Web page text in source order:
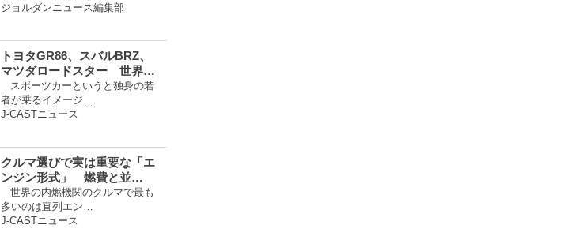
ジョルダンニュース編集部
トヨタGR86、スバルBRZ、
マツダロードスター 世界…
スポーツカーというと独身の若
者が乗るイメージ…
J-CASTニュース
クルマ選びで実は重要な「エ
ンジン形式」 燃費と並…
世界の内燃機関のクルマで最も
多いのは直列エン…
J-CASTニュース